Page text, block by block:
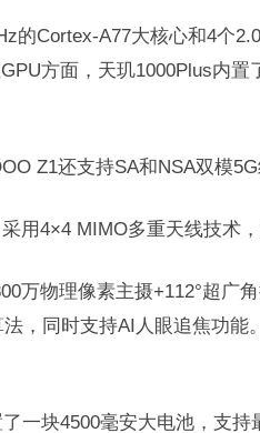
的Cortex-A77大核心和4个
方面，天玑1000Plus内
Z1还支持SA和NSA双模5G
采用4×4 MIMO多重天线技术
万物理像素主摄+112°超广
，同时支持AI人眼追焦功
一块4500毫安大电池，支